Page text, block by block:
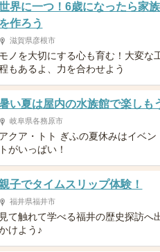
界に一つ！6歳になったら家
を作ろう
滋賀県彦根市
モノを大切にする心も育む！大変な
もあるよ、力を合わせよう
い夏は屋内の水族館で楽しも
岐阜県各務原市
アクア・トト ぎふの夏休みはイベン
トがいっぱい！
子でタイムスリップ体験！
福井県福井市
見て触れて学べる福井の歴史探訪へ
けよう♪